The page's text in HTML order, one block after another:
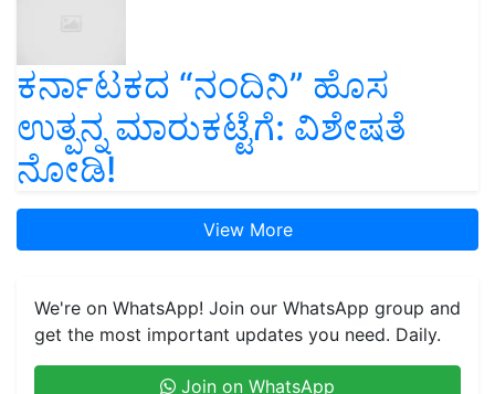
ಕರ್ನಾಟಕದ “ನಂದಿನಿ” ಹೊಸ
ಉತ್ಪನ್ನ ಮಾರುಕಟ್ಟೆಗೆ: ವಿಶೇಷತೆ
ನೋಡಿ!
View More
We're on WhatsApp! Join our WhatsApp group and
get the most important updates you need. Daily.
Join on WhatsApp